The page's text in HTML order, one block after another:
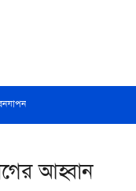
আহ্বান